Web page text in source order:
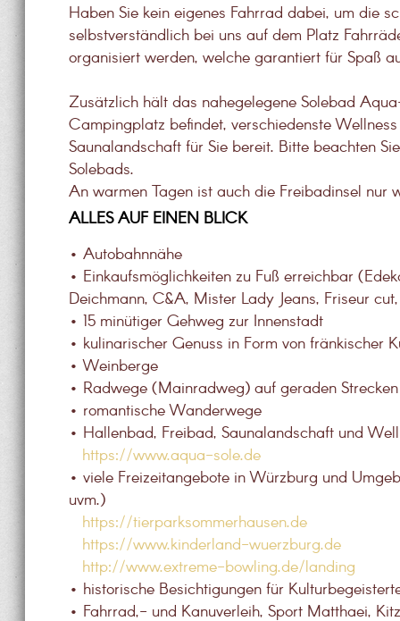
Haben Sie kein eigenes Fahrrad dabei, um die
selbstverständlich bei uns auf dem Platz
organisiert werden, welche garantiert für Spaß
Zusätzlich hält das nahegelegene Solebad
Campingplatz befindet, verschiedenste
Saunalandschaft für Sie bereit. Bitte beachten
Solebads.
An warmen Tagen ist auch die Freibadinsel nur
ALLES AUF EINEN BLICK
• Autobahnnähe
• Einkaufsmöglichkeiten zu Fuß erreichbar
Deichmann, C&A, Mister Lady Jeans, Friseur
• 15 minütiger Gehweg zur Innenstadt
• kulinarischer Genuss in Form von fränkischer
• Weinberge
• Radwege (Mainradweg) auf geraden Strecken
• romantische Wanderwege
• Hallenbad, Freibad, Saunalandschaft und
https://www.aqua-sole.de
• viele Freizeitangebote in Würzburg und
uvm.)
https://tierparksommerhausen.de
https://www.kinderland-wuerzburg.de
http://www.extreme-bowling.de/landing
• historische Besichtigungen für
• Fahrrad,- und Kanuverleih, Sport Matthaei,